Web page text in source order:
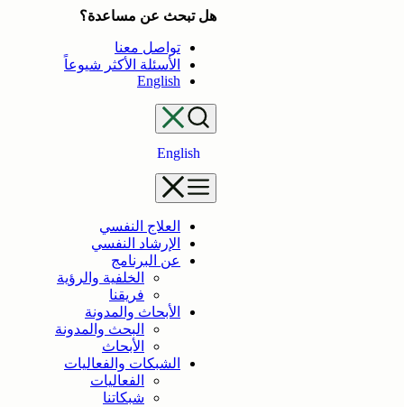
هل تبحث عن مساعدة؟
تواصل معنا
الأسئلة الأكثر شيوعاً
English
English
العلاج النفسي
الإرشاد النفسي
عن البرنامج
الخلفية والرؤية
فريقنا
الأبحاث والمدونة
البحث والمدونة
الأبحاث
الشبكات والفعاليات
الفعاليات
شبكاتنا